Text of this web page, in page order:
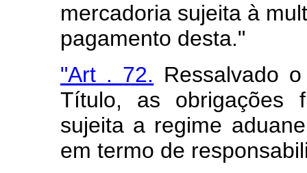
mercadoria sujeita à
pagamento desta."
"Art . 72. Ressalvado
Título, as obrigações
sujeita a regime
em termo de